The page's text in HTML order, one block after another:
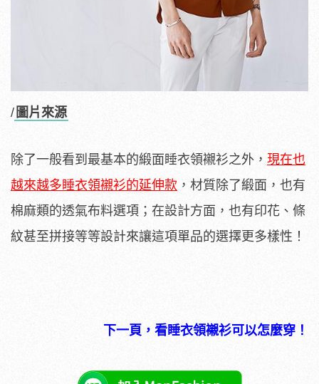
/ 圖片來源
除了一般看到最基本的緞面睡衣領襯衫之外， 現在也
越來越多睡衣領襯衫的延伸款 ，材質除了緞面，也有
棉麻類的透氣布料選項；在設計方面，也有印花、條
紋甚至拼接等等設計來讓這項單品的選擇更多樣性！
下一頁，看睡衣領襯衫可以怎麼穿！